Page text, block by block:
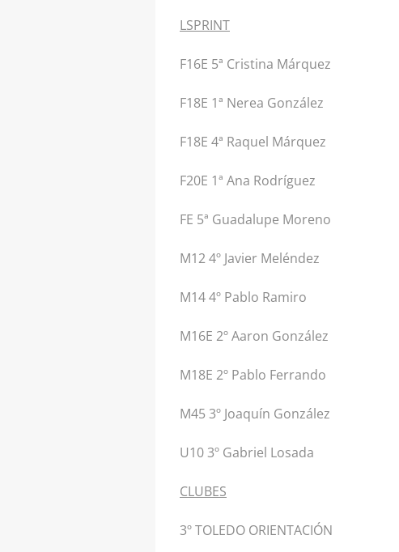
LSPRINT
F16E 5ª Cristina Márquez
F18E 1ª Nerea González
F18E 4ª Raquel Márquez
F20E 1ª Ana Rodríguez
FE 5ª Guadalupe Moreno
M12 4º Javier Meléndez
M14 4º Pablo Ramiro
M16E 2º Aaron González
M18E 2º Pablo Ferrando
M45 3º Joaquín González
U10 3º Gabriel Losada
CLUBES
3º TOLEDO ORIENTACIÓN